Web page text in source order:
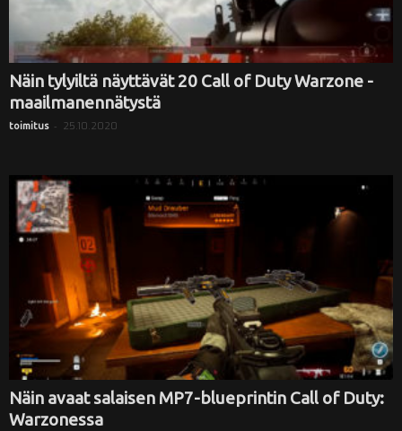
Näin tylyiltä näyttävät 20 Call of Duty Warzone -
maailmanennätystä
toimitus - 25.10.2020
Näin avaat salaisen MP7-blueprintin Call of Duty:
Warzonessa